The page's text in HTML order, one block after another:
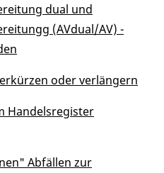
dual und
(AVdual/AV) -
oder verlängern
Handelsregister
Abfällen zur